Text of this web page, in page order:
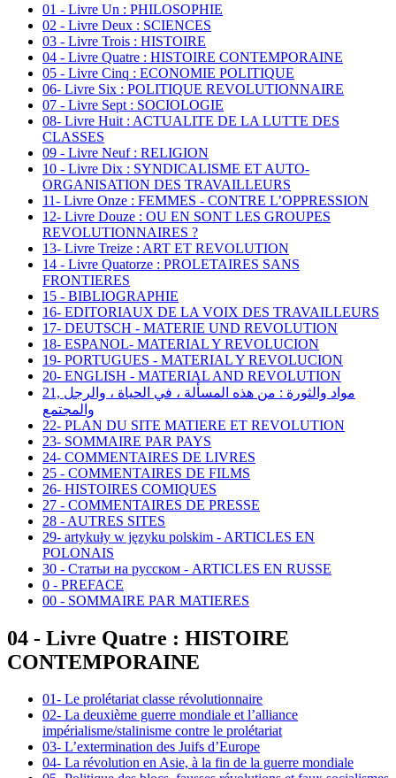
01 - Livre Un : PHILOSOPHIE
02 - Livre Deux : SCIENCES
03 - Livre Trois : HISTOIRE
04 - Livre Quatre : HISTOIRE CONTEMPORAINE
05 - Livre Cinq : ECONOMIE POLITIQUE
06- Livre Six : POLITIQUE REVOLUTIONNAIRE
07 - Livre Sept : SOCIOLOGIE
08- Livre Huit : ACTUALITE DE LA LUTTE DES
CLASSES
09 - Livre Neuf : RELIGION
10 - Livre Dix : SYNDICALISME ET AUTO-
ORGANISATION DES TRAVAILLEURS
11- Livre Onze : FEMMES - CONTRE L’OPPRESSION
12- Livre Douze : OU EN SONT LES GROUPES
REVOLUTIONNAIRES ?
13- Livre Treize : ART ET REVOLUTION
14 - Livre Quatorze : PROLETAIRES SANS
FRONTIERES
15 - BIBLIOGRAPHIE
16- EDITORIAUX DE LA VOIX DES TRAVAILLEURS
17- DEUTSCH - MATERIE UND REVOLUTION
18- ESPANOL- MATERIAL Y REVOLUCION
19- PORTUGUES - MATERIAL Y REVOLUCION
20- ENGLISH - MATERIAL AND REVOLUTION
21, مواد والثورة : من هذه المسألة ، في الحياة ، والرجل
والمجتمع
22- PLAN DU SITE MATIERE ET REVOLUTION
23- SOMMAIRE PAR PAYS
24- COMMENTAIRES DE LIVRES
25 - COMMENTAIRES DE FILMS
26- HISTOIRES COMIQUES
27 - COMMENTAIRES DE PRESSE
28 - AUTRES SITES
29- artykuły w języku polskim - ARTICLES EN
POLONAIS
30 - Статьи на русском - ARTICLES EN RUSSE
0 - PREFACE
00 - SOMMAIRE PAR MATIERES
04 - Livre Quatre : HISTOIRE
CONTEMPORAINE
01- Le prolétariat classe révolutionnaire
02- La deuxième guerre mondiale et l’alliance
impérialisme/stalinisme contre le prolétariat
03- L’extermination des Juifs d’Europe
04- La révolution en Asie, à la fin de la guerre mondiale